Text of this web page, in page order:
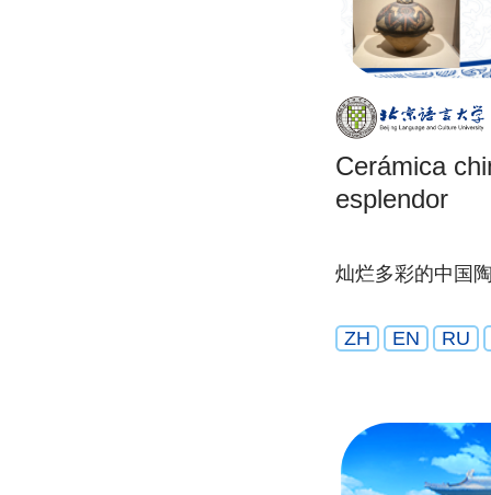
Cerámica
esplendor
灿烂多彩的中国
ZH EN RU